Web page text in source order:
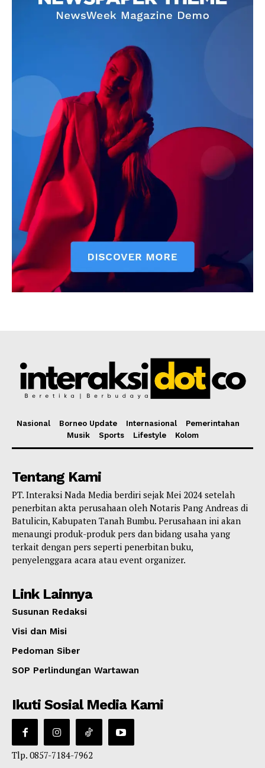
Nasional Borneo Update Internasional
Pemerintahan
Musik
Sports Lifestyle Kolom
Tentang Kami
PT. Interaksi Nada Media berdiri sejak Mei 2024 setelah
penerbitan akta perusahaan oleh Notaris Pang Andreas di
Batulicin, Kabupaten Tanah Bumbu. Perusahaan ini akan
menaungi produk-produk pers dan bidang usaha yang
terkait dengan pers seperti penerbitan buku,
penyelenggara acara atau event organizer.
Link Lainnya
Susunan Redaksi
Visi dan Misi
Pedoman Siber
SOP Perlindungan Wartawan
Ikuti Sosial Media Kami
Tlp. 0857-7184-7962